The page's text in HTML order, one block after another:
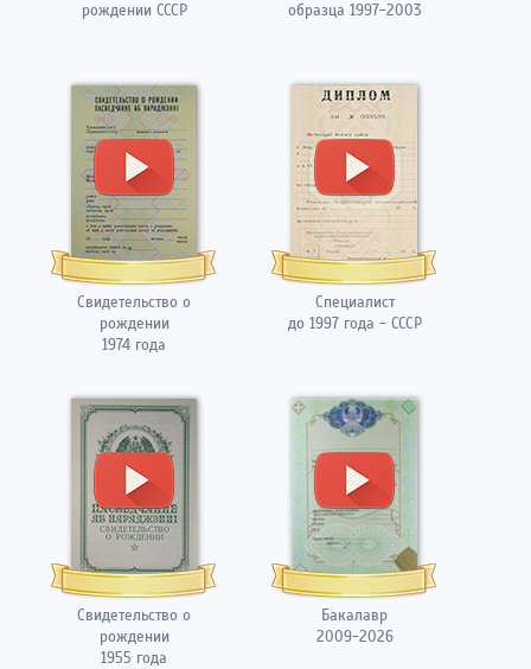
рождении СССР
образца 1997-2003
Свидетельство о
рождении
1974 года
Специалист
до 1997 года - СССР
Свидетельство о
рождении
1955 года
Бакалавр
2009-2026